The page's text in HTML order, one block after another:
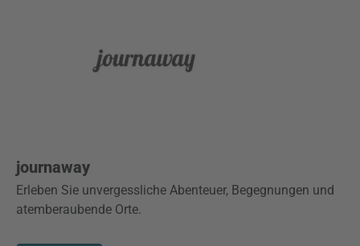
journaway
Erleben Sie unvergessliche Abenteuer, Begegnungen und
atemberaubende Orte.